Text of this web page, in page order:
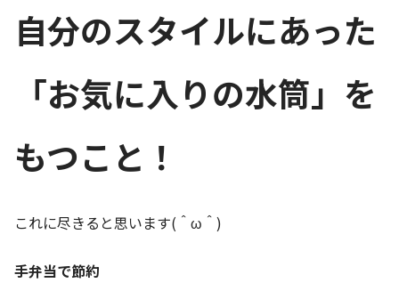
自分のスタイルにあった
「お気に入りの水筒」を
もつこと！
これに尽きると思います(＾ω＾)
手弁当で節約